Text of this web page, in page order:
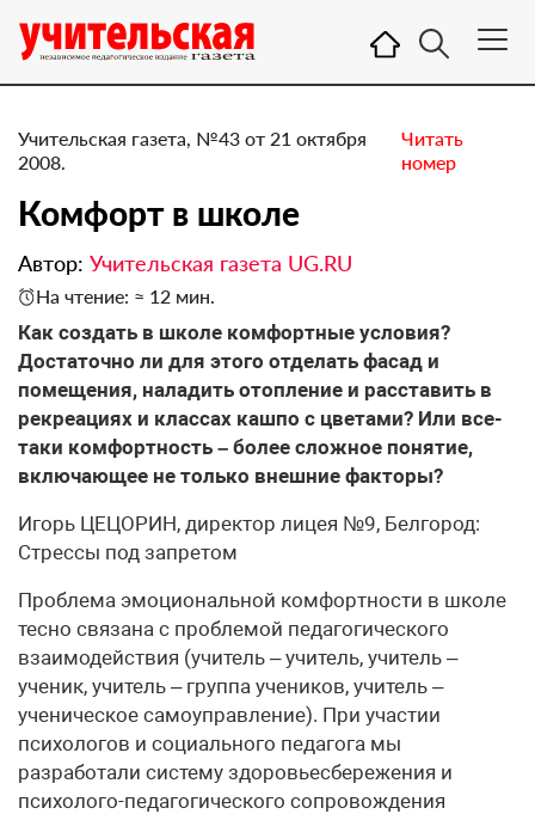
Учительская газета, №43 от 21 октября
2008.
Читать
номер
Комфорт в школе
Автор: Учительская газета UG.RU
На чтение: ≈ 12 мин.
Как создать в школе комфортные условия?
Достаточно ли для этого отделать фасад и
помещения, наладить отопление и расставить в
рекреациях и классах кашпо с цветами? Или все-
таки комфортность – более сложное понятие,
включающее не только внешние факторы?
Игорь ЦЕЦОРИН, директор лицея №9, Белгород:
Стрессы под запретом
Проблема эмоциональной комфортности в школе
тесно связана с проблемой педагогического
взаимодействия (учитель – учитель, учитель –
ученик, учитель – группа учеников, учитель –
ученическое самоуправление). При участии
психологов и социального педагога мы
разработали систему здоровьесбережения и
психолого-педагогического сопровождения